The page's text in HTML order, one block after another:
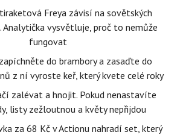
Freya závisí na sovětských
Analytička vysvětluje, proč to nemůže
fungovat
do brambory a zasaďte do
z ní vyroste keř, který kvete celé roky
zalévat a hnojit. Pokud nenastavíte
listy zežloutnou a květy nepřijdou
za 68 Kč v Actionu nahradí set, který